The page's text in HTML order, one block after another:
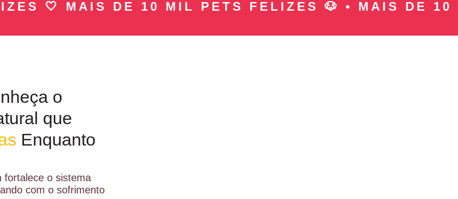
MAIS DE 10 MIL PETS FELIZES 🐶 • MAIS DE 10
o
que
Enquanto
fortalece o sistema
com o sofrimento